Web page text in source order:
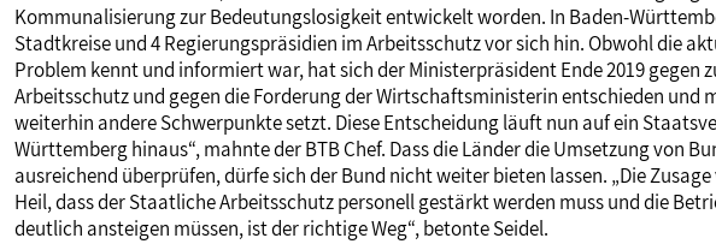
Kommunalisierung zur Bedeutungslosigkeit entwickelt worden. In Baden-
Stadtkreise und 4 Regierungspräsidien im Arbeitsschutz vor sich hin. Obwohl die
Problem kennt und informiert war, hat sich der Ministerpräsident Ende 2019 gegen
Arbeitsschutz und gegen die Forderung der Wirtschaftsministerin entschieden und
weiterhin andere Schwerpunkte setzt. Diese Entscheidung läuft nun auf ein
Württemberg hinaus“, mahnte der BTB Chef. Dass die Länder die Umsetzung von
ausreichend überprüfen, dürfe sich der Bund nicht weiter bieten lassen. „Die
Heil, dass der Staatliche Arbeitsschutz personell gestärkt werden muss und die
deutlich ansteigen müssen, ist der richtige Weg“, betonte Seidel.